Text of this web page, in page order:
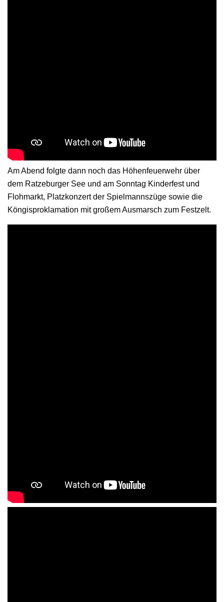
Am Abend folgte dann noch das Höhenfeuerwehr über
dem Ratzeburger See und am Sonntag Kinderfest und
Flohmarkt, Platzkonzert der Spielmannszüge sowie die
Köngisproklamation mit großem Ausmarsch zum Festzelt.